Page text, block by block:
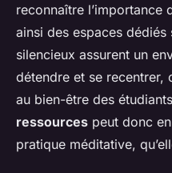
reconnaître l’importance
ainsi des espaces
silencieux assurent un
détendre et se recentrer,
au bien-être des
ressources peut donc
pratique méditative,